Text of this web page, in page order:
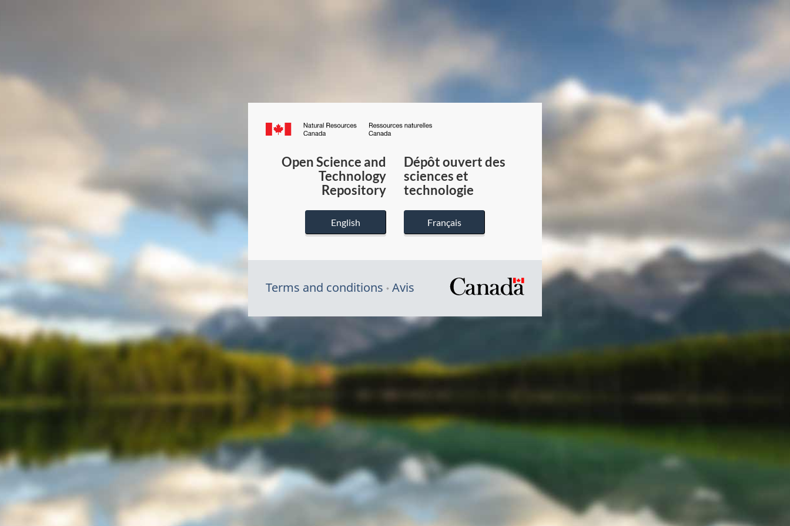
Canada.ca
du
Canada
Open Science and
Technology
Repository
English
Dépôt ouvert des
sciences et
technologie
Français
Terms and conditions Avis
/
gouvernement
du